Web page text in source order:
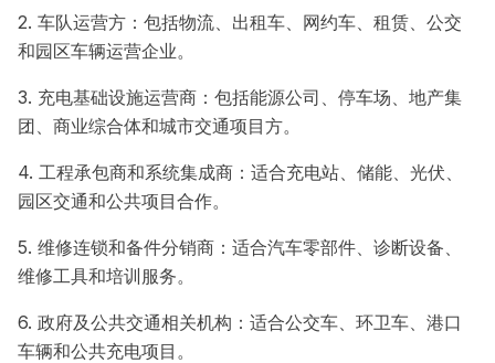
2. 车队运营方：包括物流、出租车、网约车、租赁、公交
和园区车辆运营企业。
3. 充电基础设施运营商：包括能源公司、停车场、地产集
团、商业综合体和城市交通项目方。
4. 工程承包商和系统集成商：适合充电站、储能、光伏、
园区交通和公共项目合作。
5. 维修连锁和备件分销商：适合汽车零部件、诊断设备、
维修工具和培训服务。
6. 政府及公共交通相关机构：适合公交车、环卫车、港口
车辆和公共充电项目。